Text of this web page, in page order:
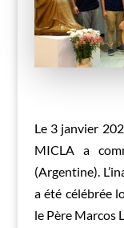
Le 3 janvier
MICLA a
(Argentine).
a été célébrée
le Père Marcos